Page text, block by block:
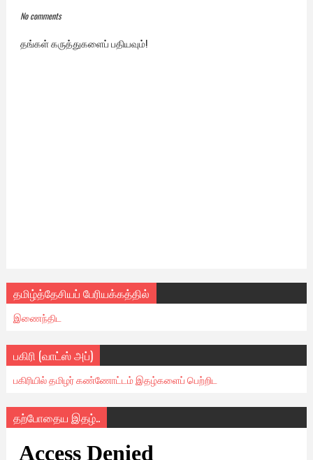
No comments
தங்கள் கருத்துகளைப் பதியவும்!
தமிழ்த்தேசியப் பேரியக்கத்தில்
இணைந்திட
பகிரி (வாட்ஸ் அப்)
பகிரியில் தமிழர் கண்ணோட்டம் இதழ்களைப் பெற்றிட
தற்போதைய இதழ்..